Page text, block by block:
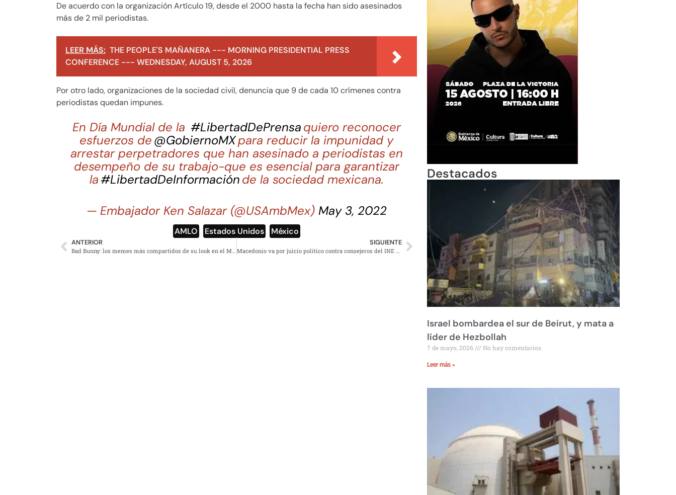
De acuerdo con la organización Artículo 19, desde el 2000 hasta la fecha han sido asesinados
más de 2 mil periodistas.
LEER MÁS: THE PEOPLE'S MAÑANERA --- MORNING PRESIDENTIAL PRESS
CONFERENCE --- WEDNESDAY, AUGUST 5, 2026
Por otro lado, organizaciones de la sociedad civil, denuncia que 9 de cada 10 crímenes contra
periodistas quedan impunes.
En Día Mundial de la #LibertadDePrensaquiero reconocer
esfuerzos de@GobiernoMXpara reducir la impunidad y
arrestar perpetradores que han asesinado a periodistas en
desempeño de su trabajo-que es esencial para garantizar
la#LibertadDeInformaciónde la sociedad mexicana.
— Embajador Ken Salazar (@USAmbMex) May 3, 2022
AMLO Estados Unidos México
ANTERIOR
Bad Bunny: los memes más compartidos de su look en el MET Gala
SIGUIENTE
Macedonio va por juicio político contra consejeros del INE que le retiraron candidatura
Destacados
Israel bombardea el sur de Beirut, y mata a
líder de Hezbollah
7 de mayo, 2026 No hay comentarios
Leer más »